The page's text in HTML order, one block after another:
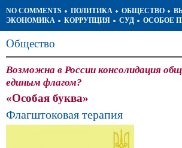
NO COMMENTS ПОЛИТИКА ОБЩЕСТВО
ЭКОНОМИКА
КОРРУПЦИЯ СУД ОСОБОЕ
Общество
Возможна в России консолидация
единым флагом?
«Особая буква»
Флагштоковая терапия